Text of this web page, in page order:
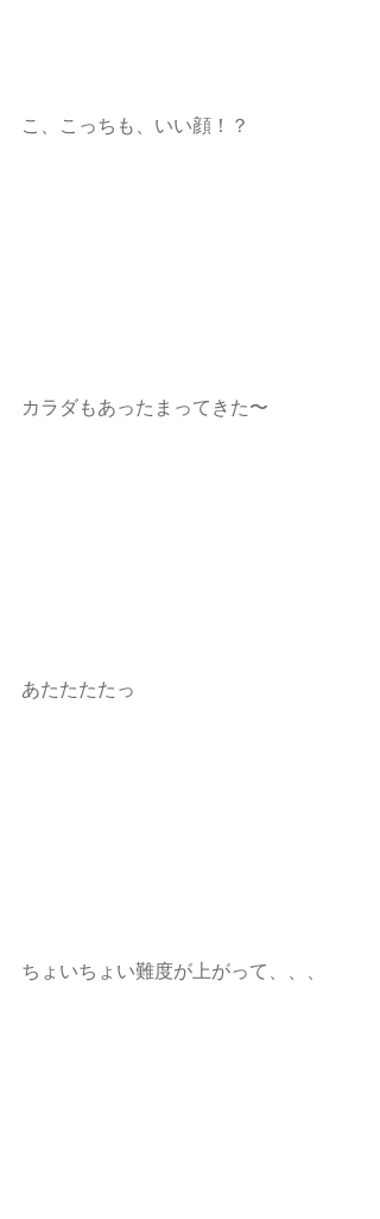
こ、こっちも、いい顔！？
カラダもあったまってきた〜
あたたたたっ
ちょいちょい難度が上がって、、、